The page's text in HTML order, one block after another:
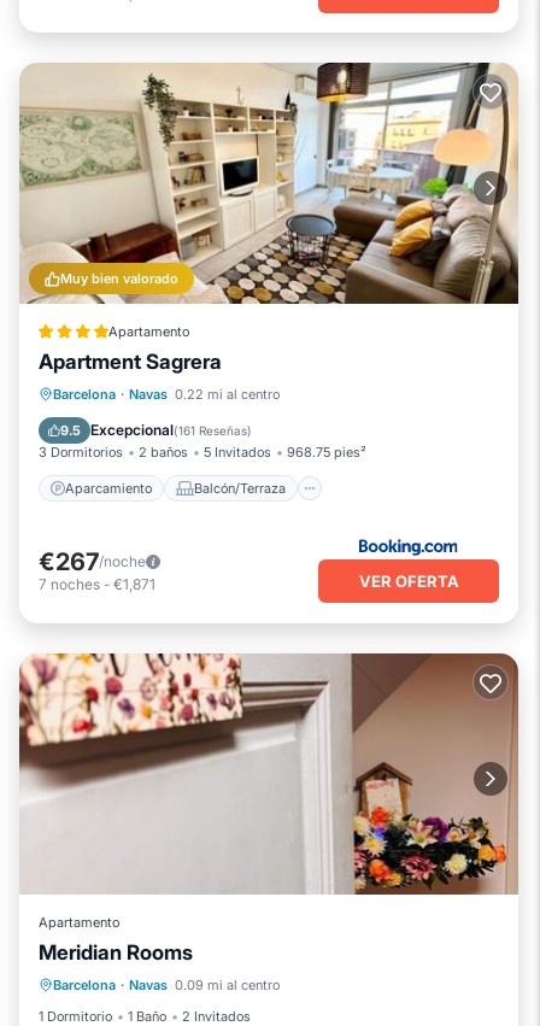
Muy bien valorado
Apartamento
Apartment Sagrera
Barcelona · Navas 0.22 mi al centro
9.5 Excepcional(161 Reseñas)
3 Dormitorios 2 baños 5 Invitados 968.75 pies²
Aparcamiento Balcón/Terraza
Aparcamiento
Balcón/Terraza
Aire acondicionado
€267/noche
7 noches - €1,871 VER OFERTA
Apartamento
Meridian Rooms
Barcelona · Navas 0.09 mi al centro
1 Dormitorio
1 Baño 2 Invitados
Aire acondicionado
Apto para niños
Ropa de cama